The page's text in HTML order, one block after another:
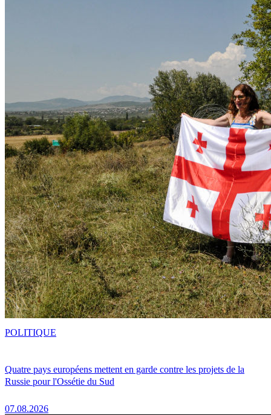
Quatre pays européens mettent en garde contre les projets de la
Russie pour l'Ossétie du Sud
07.08.2026
POLITIQUE